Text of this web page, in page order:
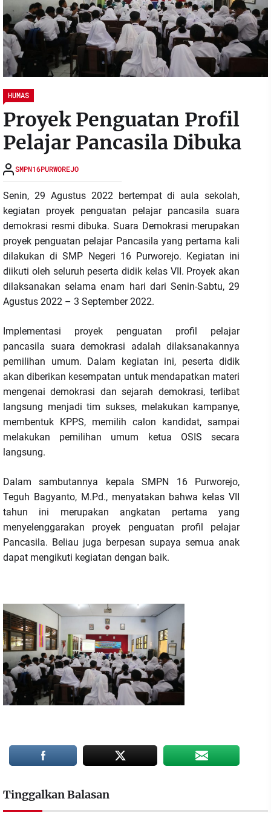
HUMAS
Proyek Penguatan Profil
Pelajar Pancasila Dibuka
SMPN16PURWOREJO
Senin, 29 Agustus 2022 bertempat di aula sekolah,
kegiatan proyek penguatan pelajar pancasila suara
demokrasi resmi dibuka. Suara Demokrasi merupakan
proyek penguatan pelajar Pancasila yang pertama kali
dilakukan di SMP Negeri 16 Purworejo. Kegiatan ini
diikuti oleh seluruh peserta didik kelas VII. Proyek akan
dilaksanakan selama enam hari dari Senin-Sabtu, 29
Agustus 2022 – 3 September 2022.
Implementasi proyek penguatan profil pelajar
pancasila suara demokrasi adalah dilaksanakannya
pemilihan umum. Dalam kegiatan ini, peserta didik
akan diberikan kesempatan untuk mendapatkan materi
mengenai demokrasi dan sejarah demokrasi, terlibat
langsung menjadi tim sukses, melakukan kampanye,
membentuk KPPS, memilih calon kandidat, sampai
melakukan pemilihan umum ketua OSIS secara
langsung.
Dalam sambutannya kepala SMPN 16 Purworejo,
Teguh Bagyanto, M.Pd., menyatakan bahwa kelas VII
tahun ini merupakan angkatan pertama yang
menyelenggarakan proyek penguatan profil pelajar
Pancasila. Beliau juga berpesan supaya semua anak
dapat mengikuti kegiatan dengan baik.
Tinggalkan Balasan